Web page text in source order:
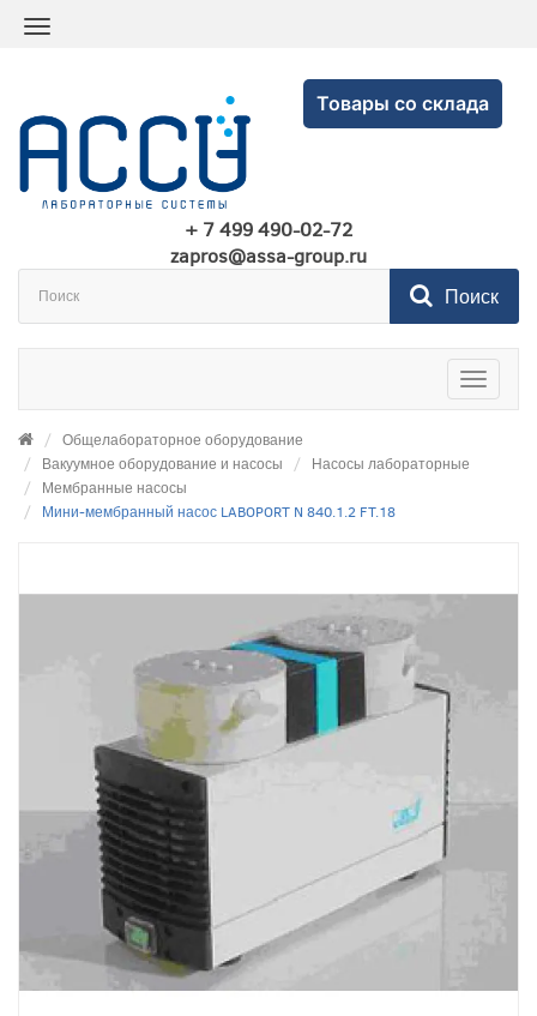
Товары со склада
+ 7 499 490-02-72
zapros@assa-group.ru
Поиск
Toggle
Общелабораторное оборудование
Вакуумное оборудование и насосы
Насосы лабораторные
Мембранные насосы
Мини-мембранный насос LABOPORT N 840.1.2 FT.18